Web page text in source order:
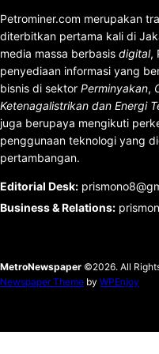
Petrominer.com merupakan
diterbitkan pertama kali di
media massa berbasis digital,
penyediaan informasi yang
bisnis di sektor Perminyakan,
Ketenagalistrikan dan Energi
juga berupaya mengikuti
penggunaan teknologi yang
pertambangan.
Editorial Desk:
Business & Relations:
MetroNewspaper ©2026. All
Newspaper Theme by WPEnjoy